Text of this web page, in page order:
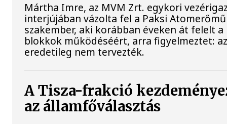
Mártha Imre, az MVM Zrt. egykori
interjújában vázolta fel a Paksi
szakember, aki korábban éveken át felelt
blokkok működéséért, arra figyelmeztet:
eredetileg nem tervezték.
A Tisza-frakció
az államfőválasztás